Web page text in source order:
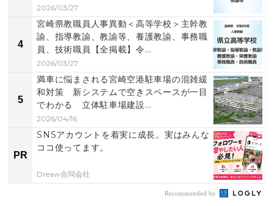
2026/03/27
4
宮崎県教職員人事異動＜高等学校＞主幹教
諭、指導教諭、教諭等、養護教諭、事務職
員、技術職員【全掲載】令...
2026/03/27
5
満車に悩まされる宮崎空港駐車場の混雑緩
和対策 新システムで空きスペースが一目
でわかる 立体駐車場建設...
2026/04/16
PR
SNSアカウントを着実に成長。実はみんな
ココ使ってます。
Dreaw合同会社
Recommended by